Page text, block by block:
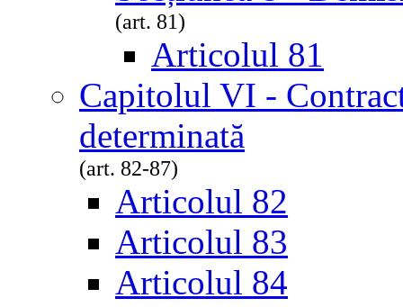
(art. 81)
Articolul 81
Capitolul VI -
determinată
(art. 82-87)
Articolul 82
Articolul 83
Articolul 84